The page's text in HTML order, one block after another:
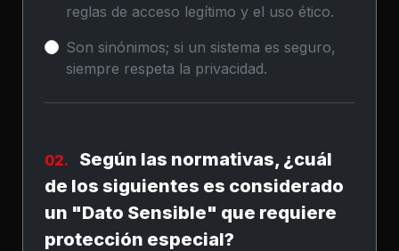
reglas de acceso legítimo y el uso ético.
Son sinónimos; si un sistema es seguro,
siempre respeta la privacidad.
02.
Según las normativas, ¿cuál
de los siguientes es considerado
un "Dato Sensible" que requiere
protección especial?